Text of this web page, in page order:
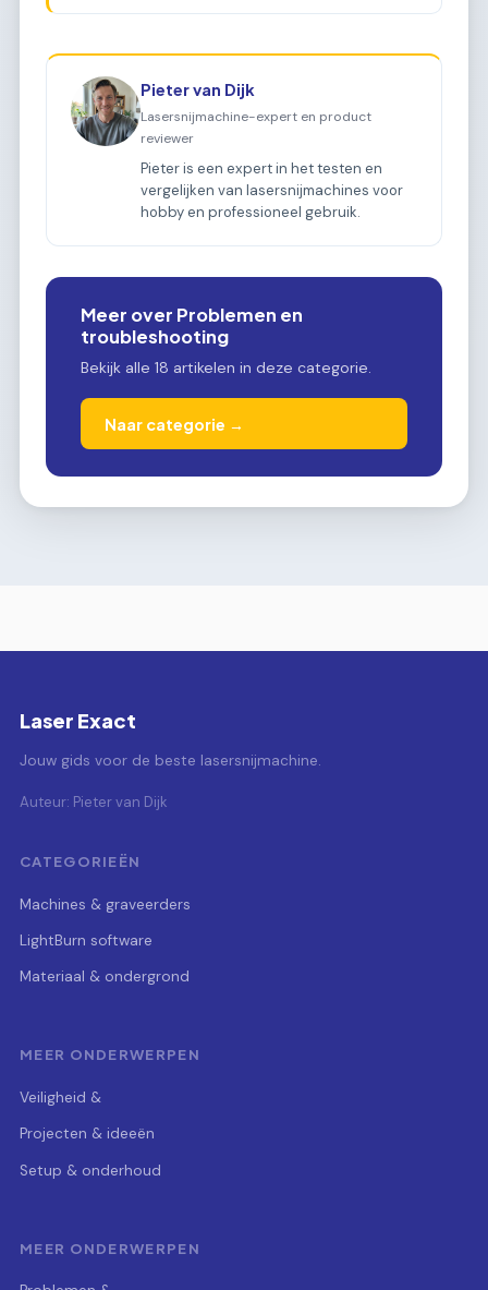
Pieter van Dijk
Lasersnijmachine-expert en product
reviewer
Pieter is een expert in het testen en
vergelijken van lasersnijmachines voor
hobby en professioneel gebruik.
Meer over Problemen en
troubleshooting
Bekijk alle 18 artikelen in deze categorie.
Naar categorie →
Laser Exact
Jouw gids voor de beste lasersnijmachine.
Auteur: Pieter van Dijk
CATEGORIEËN
Machines & graveerders
LightBurn software
Materiaal & ondergrond
MEER ONDERWERPEN
Veiligheid &
Projecten & ideeën
Setup & onderhoud
MEER ONDERWERPEN